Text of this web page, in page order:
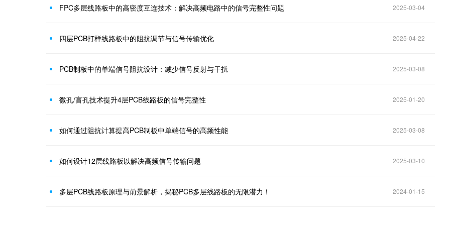
FPC多层线路板中的高密度互连技术：解决高频电路中的信号完整性问题 2025-03-04
四层PCB打样线路板中的阻抗调节与信号传输优化 2025-04-22
PCB制板中的单端信号阻抗设计：减少信号反射与干扰 2025-03-08
微孔/盲孔技术提升4层PCB线路板的信号完整性 2025-01-20
如何通过阻抗计算提高PCB制板中单端信号的高频性能 2025-03-08
如何设计12层线路板以解决高频信号传输问题 2025-03-10
多层PCB线路板原理与前景解析，揭秘PCB多层线路板的无限潜力！ 2024-01-15